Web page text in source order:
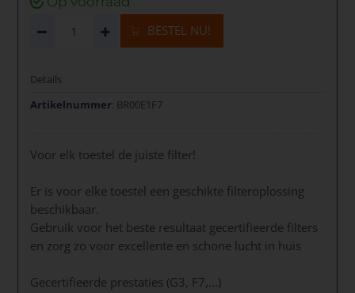
BESTEL NU!
Details
Artikelnummer: BR00E1F7
Voor elk toestel de juiste filter!
Er is voor elke toestel een geschikte filteroplossing
beschikbaar.
Gebruik voor het beste resultaat gecertifieerde filters
en zorg zo voor excellente en schone lucht in huis
Gecertifieerde prestaties (G3, F7,...)